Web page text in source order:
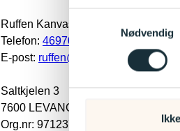
Nødvendig
Ruffen Kanvas-barnehage
Telefon: 46970007
E-post: ruffen@kanvas.no
Saltkjelen 3
7600 LEVANGER
Org.nr: 9712372643